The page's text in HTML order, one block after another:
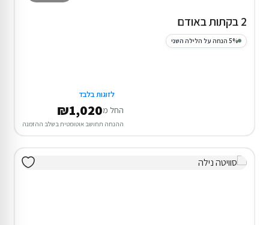
2 בקתות באודם
5% הנחה על הלילה השני
לזוגות בלבד
החל מ₪1,020
ההנחה תחושב אוטומטית בשלב ההזמנה